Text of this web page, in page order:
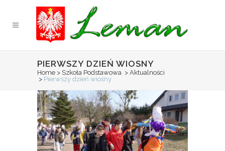
PIERWSZY DZIEŃ WIOSNY
Home > Szkoła Podstawowa > Aktualności
> Pierwszy dzień wiosny